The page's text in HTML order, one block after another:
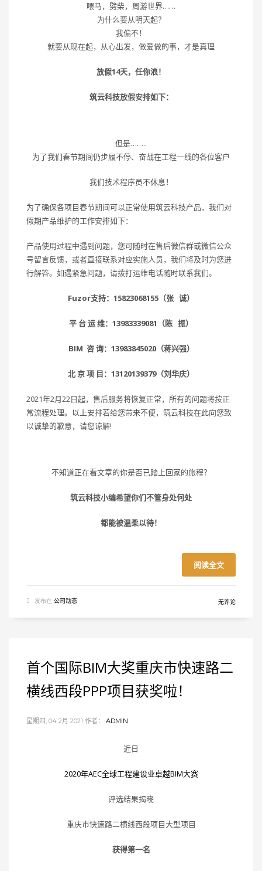
喂马，劈柴，周游世界……
为什么要从明天起？
我偏不！
就要从现在起，从心出发，做爱做的事，才是真理
放假14天，任你浪！
筑云科技放假安排如下：
但是……..
为了我们春节期间仍步履不停、奋战在工程一线的各位客户
我们技术程序员不休息！
为了确保各项目春节期间可以正常使用筑云科技产品，我们对
假期产品维护的工作安排如下：
产品使用过程中遇到问题，您可随时在售后微信群或微信公众
号留言反馈，或者直接联系对应实施人员，我们将及时为您进
行解答。如遇紧急问题，请拨打运维电话随时联系我们。
Fuzor支持：15823068155（张 诚）
平 台 运 维：13983339081（陈 振）
BIM 咨 询：13983845020（蒋兴强）
北 京 项 目：13120139379（刘华庆）
2021年2月22日起，售后服务将恢复正常，所有的问题将按正
常流程处理。以上安排若给您带来不便，筑云科技在此向您致
以诚挚的歉意，请您谅解!
不知道正在看文章的你是否已踏上回家的旅程？
筑云科技小编希望你们不管身处何处
都能被温柔以待！
阅读全文
发布在 公司动态 无评论
首个国际BIM大奖重庆市快速路二
横线西段PPP项目获奖啦！
星期四, 04 2月 2021 作者： ADMIN
近日
2020年AEC全球工程建设业卓越BIM大赛
评选结果揭晓
重庆市快速路二横线西段项目大型项目
获得第一名